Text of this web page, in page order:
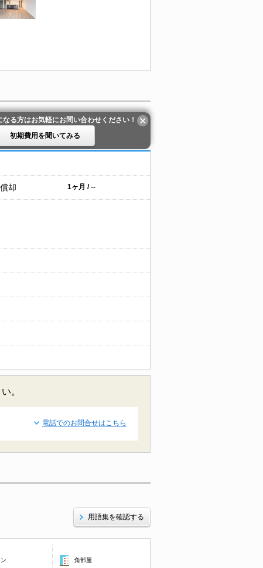
なる方はお気軽にお問い合わせください！
初期費用を聞いてみる
却 1ヶ月 / --
。
電話でのお問合せはこちら
用語集を確認する
角部屋